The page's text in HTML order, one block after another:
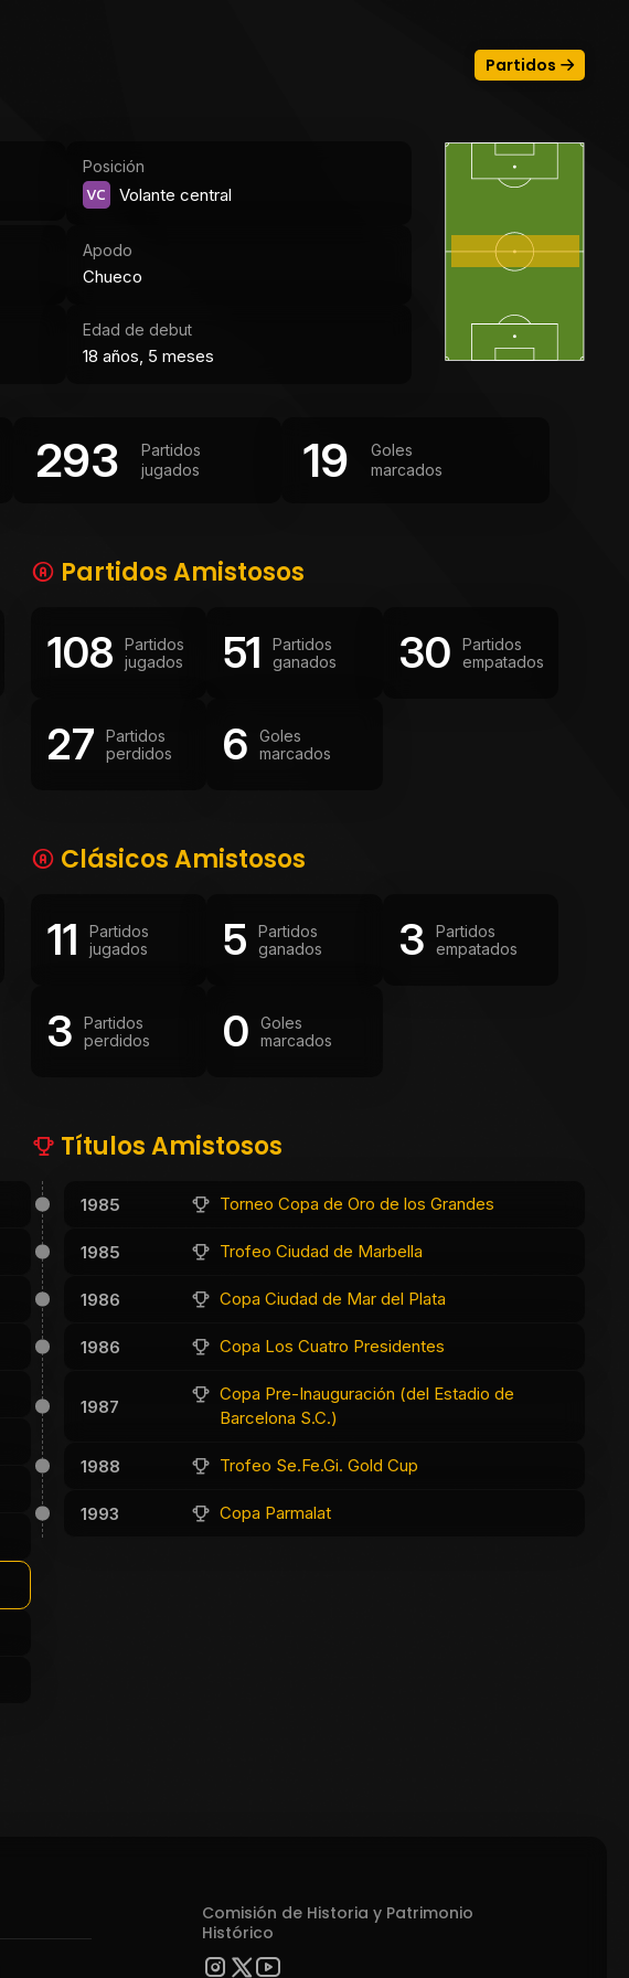
Partidos
Posición
VC Volante central
Apodo
Chueco
Edad de debut
18 años, 5 meses
293
Partidos
jugados
19
Goles
marcados
Partidos Amistosos
108
Partidos
jugados
51
Partidos
ganados
30
Partidos
empatados
27
Partidos
perdidos
6
Goles
marcados
Clásicos Amistosos
11
Partidos
jugados
5
Partidos
ganados
3
Partidos
empatados
3
Partidos
perdidos
0
Goles
marcados
Títulos Amistosos
1985 Torneo Copa de Oro de los Grandes
1985 Trofeo Ciudad de Marbella
1986 Copa Ciudad de Mar del Plata
1986 Copa Los Cuatro Presidentes
1987
Copa Pre-Inauguración (del Estadio de
Barcelona S.C.)
1988 Trofeo Se.Fe.Gi. Gold Cup
1993 Copa Parmalat
Comisión de Historia y Patrimonio
Histórico